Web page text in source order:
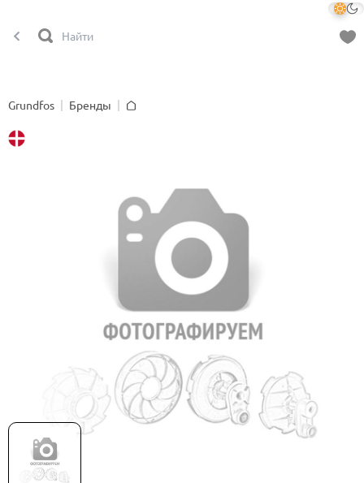
Grundfos
Бренды
Рабочее колесо Grundfos Spare,Impeller 100-
250/242 SS trim, артикул 98904009